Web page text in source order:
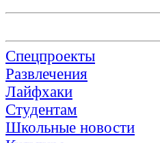
Спецпроекты
Развлечения
Лайфхаки
Студентам
Школьные новости